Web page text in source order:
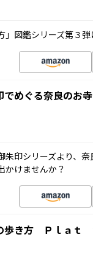
」図鑑シリーズ第３
めぐる奈良のお寺
朱印シリーズより、
かけませんか？
歩き方 Ｐｌａｔ